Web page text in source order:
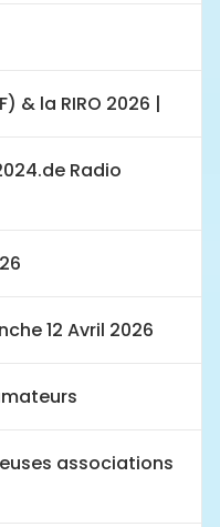
& la RIRO 2026 |
Radio
12 Avril 2026
associations